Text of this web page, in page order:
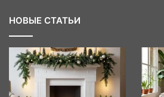
НОВЫЕ СТАТЬИ